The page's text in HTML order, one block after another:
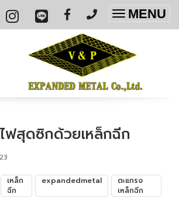
Toggle
MENU
ฟสุดซิกด้วยเหล็กฉีก
เหล็ก
ฉีก
expandedmetal
ตะแกรง
เหล็กฉีก